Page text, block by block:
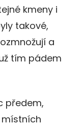
kmeny i
takové,
a
tím pádem
předem,